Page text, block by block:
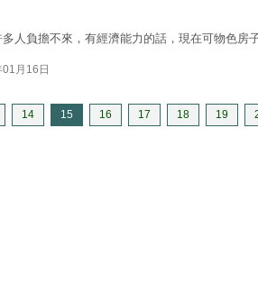
人負擔不來，有經濟能力的話，現在可物色房
月16日
14 15 16 17 18 19